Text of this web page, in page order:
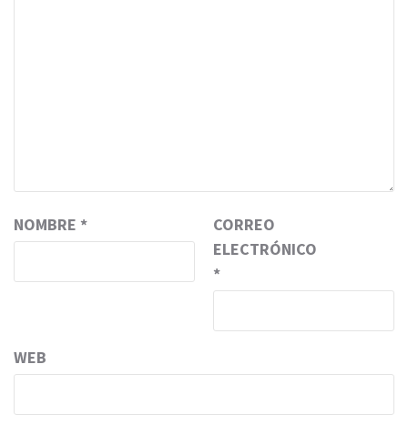
NOMBRE *
CORREO
ELECTRÓNICO
*
WEB